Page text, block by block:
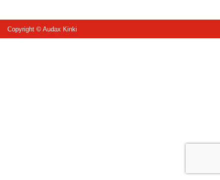
Copyright © Audax Kinki